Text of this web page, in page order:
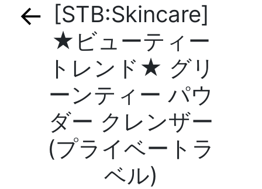
[STB:Skincare]
★ビューティー
トレンド★ グリ
ーンティー パウ
ダー クレンザー
(プライベートラ
ベル)